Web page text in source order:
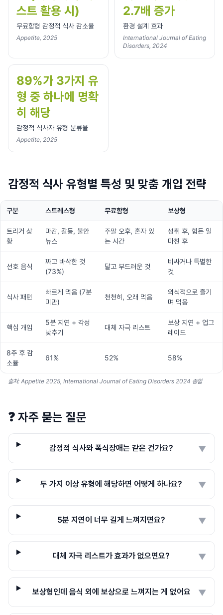
스트 활용 시)
무료함형 감정적 식사 감소율
Appetite, 2025
2.7배 증가
환경 설계 효과
International Journal of Eating
Disorders, 2024
89%가 3가지 유
형 중 하나에 명확
히 해당
감정적 식사자 유형 분류율
Appetite, 2025
감정적 식사 유형별 특성 및 맞춤 개입 전략
구분 스트레스형 무료함형 보상형
트리거 상
황
마감, 갈등, 불안
뉴스
주말 오후, 혼자 있
는 시간
성취 후, 힘든 일
마친 후
선호 음식
짜고 바삭한 것
(73%)
달고 부드러운 것
비싸거나 특별한
것
식사 패턴
빠르게 먹음 (7분
미만)
천천히, 오래 먹음
의식적으로 즐기
며 먹음
핵심 개입
5분 지연 + 각성
낮추기
대체 자극 리스트
보상 지연 + 업그
레이드
8주 후 감
소율
61% 52% 58%
출처: Appetite 2025, International Journal of Eating Disorders 2024 종합
❓ 자주 묻는 질문
감정적 식사와 폭식장애는 같은 건가요? ▼
두 가지 이상 유형에 해당하면 어떻게 하나요? ▼
5분 지연이 너무 길게 느껴지면요? ▼
대체 자극 리스트가 효과가 없으면요? ▼
보상형인데 음식 외에 보상으로 느껴지는 게 없어요 ▼